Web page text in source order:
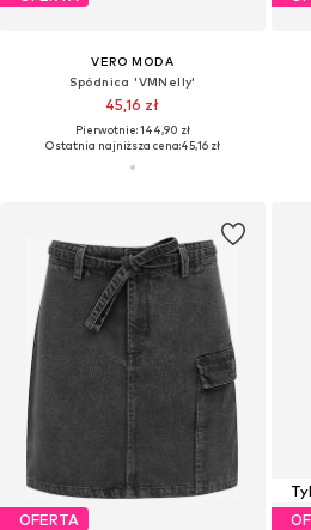
VERO MODA
Spódnica 'VMNelly'
45,16 zł
Pierwotnie: 144,90 zł
Ostatnia najniższa cena:45,16 zł
OFERTA